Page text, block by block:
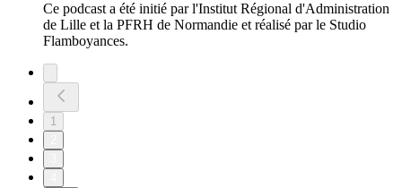
Ce podcast a été initié par l'Institut Régional d'Administration
de Lille et la PFRH de Normandie et réalisé par le Studio
Flamboyances.
1